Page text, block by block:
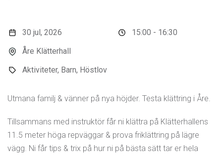
30 jul, 2026
Åre Klätterhall
Aktiviteter, Barn, Höstlov
15:00 - 16:30
Utmana familj & vänner på nya höjder. Testa klättring i Åre.
Tillsammans med instruktör får ni klättra på Klätterhallens
11.5 meter höga repväggar & prova friklättring på lägre
vägg. Ni får tips & trix på hur ni på bästa sätt tar er hela